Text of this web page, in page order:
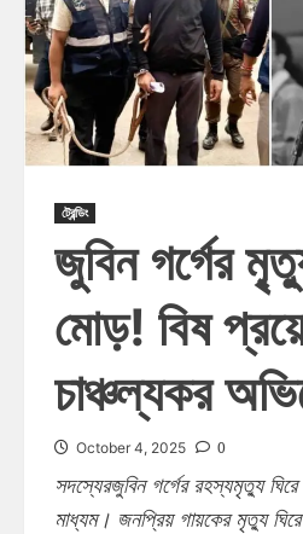
ট্রেন্ডিং
জুবিন গর্গের
মোড়! বিষ
চাঞ্চল্যকর
October 4, 2025 0
সদস্যেরজুবিন গর্গের রহস্যমৃত্যু
মাধ্যম। জনপ্রিয় গায়কের মৃত্যু